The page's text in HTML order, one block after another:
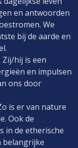
en antwoorden
We
bij de aarde en
Zij/hij is een
en impulsen
ons door
Ook de
in de etherische
belangrijke